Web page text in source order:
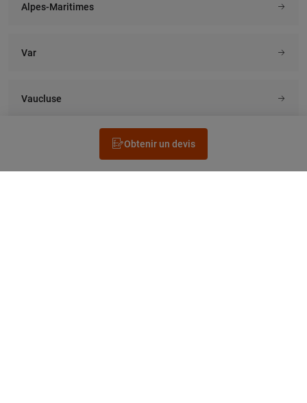
Obtenir un devis
Alpes-Maritimes
Var
Vaucluse